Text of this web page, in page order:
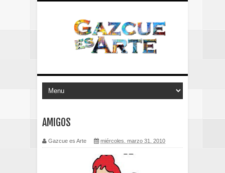
AMIGOS
Gazcue es Arte miércoles, marzo 31, 2010